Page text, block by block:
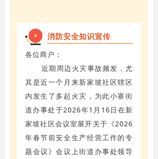
消防安全知识宣传
各位商户：
近期周边火灾事故频发，尤
其是近一个月来新家坡社区辖区
内发生了多起火灾，为此小寨街
道办事处于2026年1月16日在新
家坡社区会议室展开关于《2026
年春节前安全生产经营工作的专
题会议》会议上街道办事处领导